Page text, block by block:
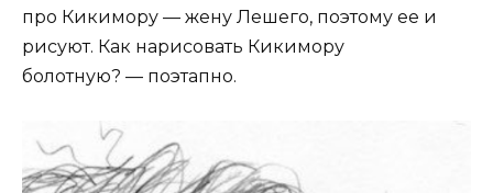
про Кикимору — жену Лешего, поэтому ее и
рисуют. Как нарисовать Кикимору
болотную? — поэтапно.